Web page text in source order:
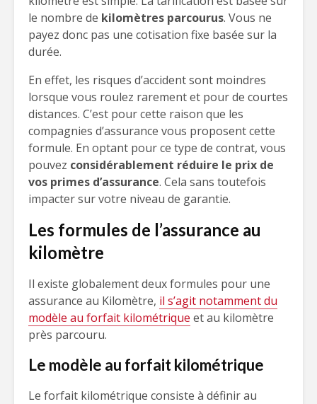
le nombre de kilomètres parcourus. Vous ne
payez donc pas une cotisation fixe basée sur la
durée.
En effet, les risques d’accident sont moindres
lorsque vous roulez rarement et pour de courtes
distances. C’est pour cette raison que les
compagnies d’assurance vous proposent cette
formule. En optant pour ce type de contrat, vous
pouvez considérablement réduire le prix de
vos primes d’assurance. Cela sans toutefois
impacter sur votre niveau de garantie.
Les formules de l’assurance au
kilomètre
Il existe globalement deux formules pour une
assurance au Kilomètre, il s’agit notamment du
modèle au forfait kilométrique et au kilomètre
près parcouru.
Le modèle au forfait kilométrique
Le forfait kilométrique consiste à définir au